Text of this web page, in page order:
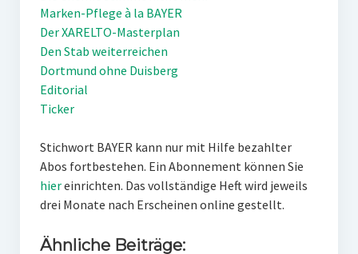
Marken-Pflege à la BAYER
Der XARELTO-Masterplan
Den Stab weiterreichen
Dortmund ohne Duisberg
Editorial
Ticker
Stichwort BAYER kann nur mit Hilfe bezahlter
Abos fortbestehen. Ein Abonnement können Sie
hiereinrichten. Das vollständige Heft wird jeweils
drei Monate nach Erscheinen online gestellt.
Ähnliche Beiträge: